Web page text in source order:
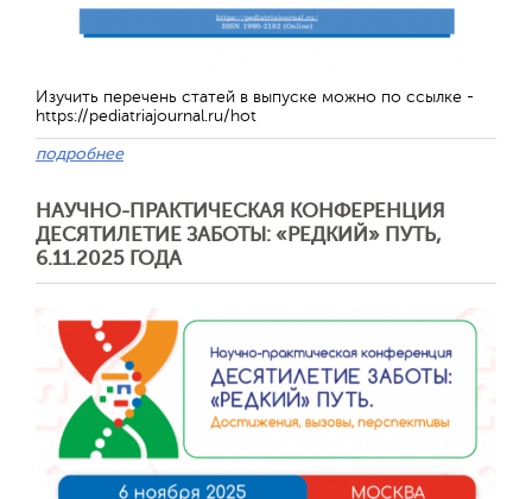
Изучить перечень статей в выпуске можно по ссылке -
https://pediatriajournal.ru/hot
подробнее
НАУЧНО-ПРАКТИЧЕСКАЯ КОНФЕРЕНЦИЯ
ДЕСЯТИЛЕТИЕ ЗАБОТЫ: «РЕДКИЙ» ПУТЬ,
6.11.2025 ГОДА